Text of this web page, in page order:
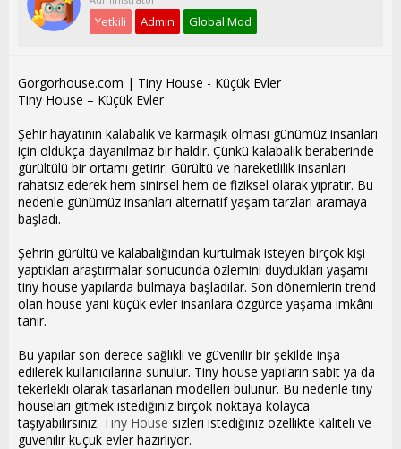
b
a
a
t
a
n
g
a
r
i
Yetkili Admin Global Mod
Gorgorhouse.com | Tiny House - Küçük Evler
Tiny House – Küçük Evler
Şehir hayatının kalabalık ve karmaşık olması günümüz insanları
için oldukça dayanılmaz bir haldir. Çünkü kalabalık beraberinde
gürültülü bir ortamı getirir. Gürültü ve hareketlilik insanları
rahatsız ederek hem sinirsel hem de fiziksel olarak yıpratır. Bu
nedenle günümüz insanları alternatif yaşam tarzları aramaya
başladı.
Şehrin gürültü ve kalabalığından kurtulmak isteyen birçok kişi
yaptıkları araştırmalar sonucunda özlemini duydukları yaşamı
tiny house yapılarda bulmaya başladılar. Son dönemlerin trend
olan house yani küçük evler insanlara özgürce yaşama imkânı
tanır.
Bu yapılar son derece sağlıklı ve güvenilir bir şekilde inşa
edilerek kullanıcılarına sunulur. Tiny house yapıların sabit ya da
tekerlekli olarak tasarlanan modelleri bulunur. Bu nedenle tiny
houseları gitmek istediğiniz birçok noktaya kolayca
taşıyabilirsiniz. Tiny House sizleri istediğiniz özellikte kaliteli ve
güvenilir küçük evler hazırlıyor.